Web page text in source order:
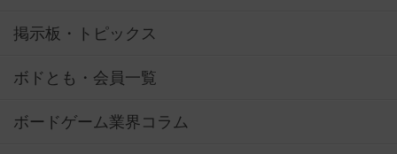
掲示板・トピックス
ボドとも・会員一覧
ボードゲーム業界コラム